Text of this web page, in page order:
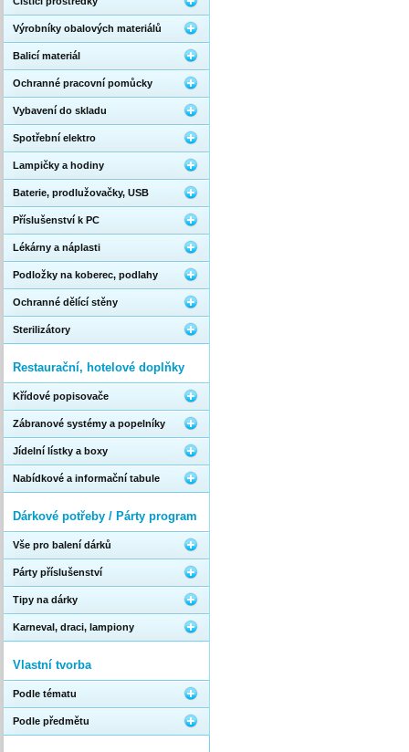
Výrobníky obalových materiálů
Balicí materiál
Ochranné pracovní pomůcky
Vybavení do skladu
Spotřební elektro
Lampičky a hodiny
Baterie, prodlužovačky, USB
Příslušenství k PC
Lékárny a náplasti
Podložky na koberec, podlahy
Ochranné dělící stěny
Sterilizátory
Restaurační, hotelové doplňky
Křídové popisovače
Zábranové systémy a popelníky
Jídelní lístky a boxy
Nabídkové a informační tabule
Dárkové potřeby / Párty program
Vše pro balení dárků
Párty příslušenství
Tipy na dárky
Karneval, draci, lampiony
Vlastní tvorba
Podle tématu
Podle předmětu